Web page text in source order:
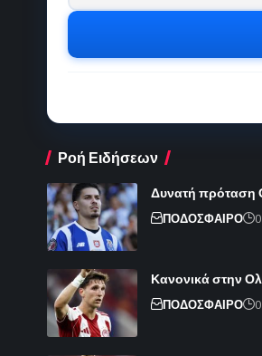
Ροή Ειδήσεων
Δυνατή πρόταση
ΠΟΔΟΣΦΑΙΡΟ
Κανονικά στην
ΠΟΔΟΣΦΑΙΡΟ